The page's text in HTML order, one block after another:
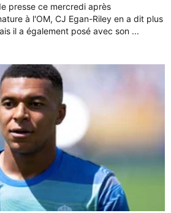
presse ce mercredi après
à l'OM, CJ Egan-Riley en a dit plus
il a également posé avec son ...